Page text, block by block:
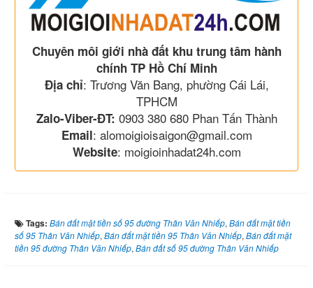
Chuyên môi giới nhà đất khu trung tâm hành
chính TP Hồ Chí Minh
Địa chỉ: Trương Văn Bang, phường Cái Lái,
TPHCM
Zalo-Viber-ĐT: 0903 380 680 Phan Tấn Thành
Email: alomoigioisaigon@gmail.com
Website: moigioinhadat24h.com
Tags: Bán đất mặt tiền số 95 đường Thân Văn Nhiếp, Bán đất mặt tiền
số 95 Thân Văn Nhiếp, Bán đất mặt tiền 95 Thân Văn Nhiếp, Bán đất mặt
tiền 95 đường Thân Văn Nhiếp, Bán đất số 95 đường Thân Văn Nhiếp